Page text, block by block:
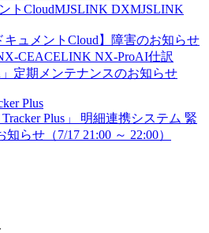
トCloudMJSLINK DXMJSLINK
キュメントCloud】障害のお知らせ
CEACELINK NX-ProAI仕訳
」定期メンテナンスのお知らせ
Plus
Tracker Plus」 明細連携システム 緊
らせ（7/17 21:00 ～ 22:00）